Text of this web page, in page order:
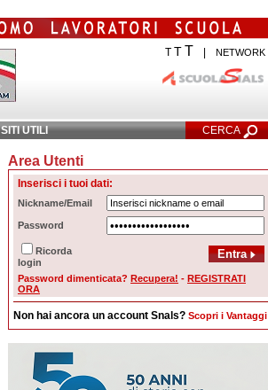
T TT NETWORK
SITI UTILI CERCA
Ricerca Avanzata
Area Utenti
Inserisci i tuoi dati:
Nickname/Email
Password
Ricorda
login
Password dimenticata? Recupera! - REGISTRATI
ORA
Non hai ancora un account Snals? Scopri i Vantaggi